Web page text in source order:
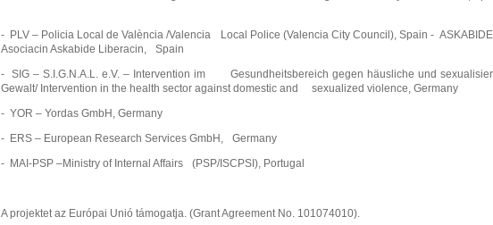
- PLV – Policia Local de València /Valencia
Local Police (Valencia City Council), Spain -
Asociacin Askabide Liberacin,
Spain
- SIG – S.I.G.N.A.L. e.V. – Intervention im
Gesundheitsbereich gegen häusliche und
Gewalt/ Intervention in the health sector against domestic and sexualized violence, Germany
- YOR – Yordas GmbH, Germany
- ERS – European Research Services GmbH,
Germany
- MAI-PSP –Ministry of Internal Affairs
(PSP/ISCPSI), Portugal
A projektet az Európai Unió támogatja. (Grant Agreement No. 101074010).